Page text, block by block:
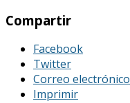
Compartir
Facebook
Twitter
Correo electrónico
Imprimir